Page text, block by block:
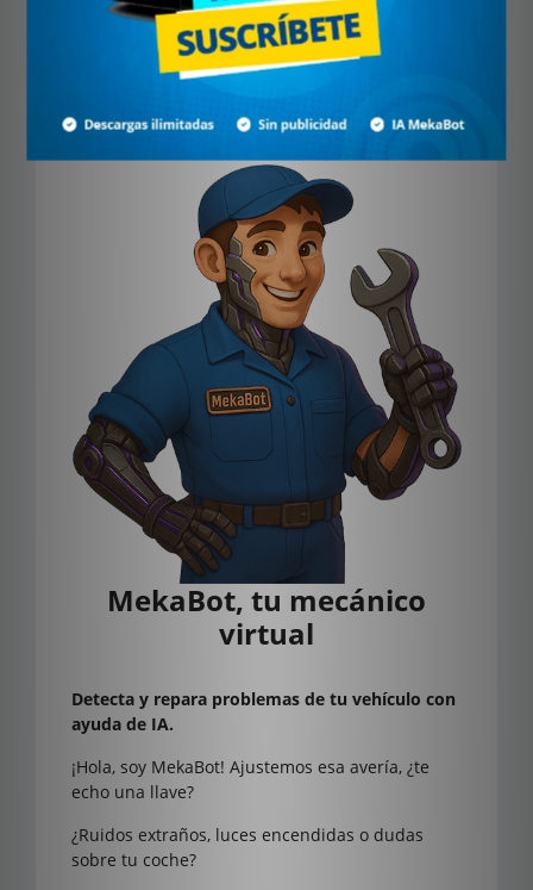
MekaBot, tu mecánico
virtual
Detecta y repara problemas de tu vehículo con
ayuda de IA.
¡Hola, soy MekaBot! Ajustemos esa avería, ¿te
echo una llave?
¿Ruidos extraños, luces encendidas o dudas
sobre tu coche?